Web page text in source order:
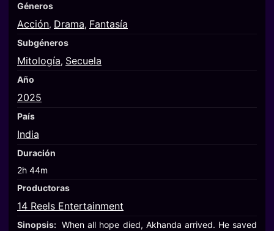
Géneros
Acción, Drama, Fantasía
Subgéneros
Mitología, Secuela
Año
2025
País
India
Duración
2h 44m
Productoras
14 Reels Entertainment
Sinopsis: When all hope died, Akhanda arrived. He saved